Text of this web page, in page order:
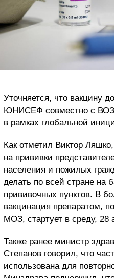
Уточняется, что вакцину
ЮНИСЕФ совместно с
в рамках глобальной
Как отметил Виктор
на прививки
населения и пожилых
делать по всей стране на
прививочных пунктов. В
вакцинация препаратом,
МОЗ, стартует в среду, 28
Также ранее министр
Степанов говорил, что
использована для